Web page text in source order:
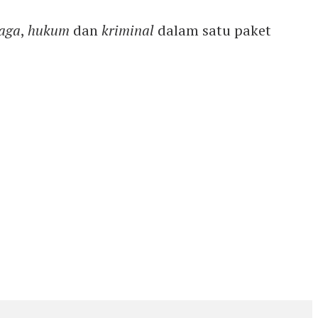
, hukum dankriminal dalam satu paket